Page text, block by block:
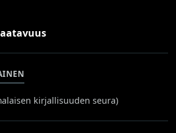
kirjallisuuden seura)